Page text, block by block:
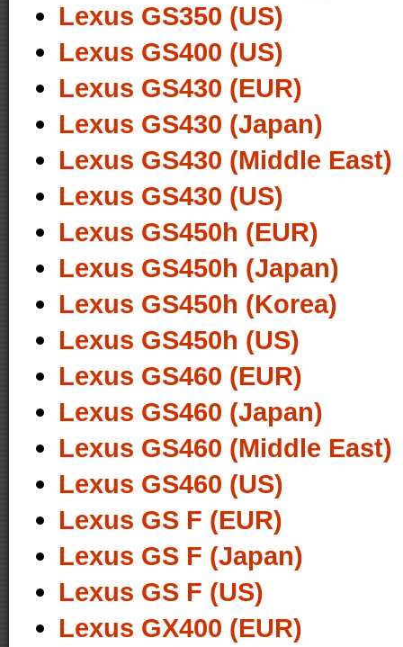
Lexus GS350 (US)
Lexus GS400 (US)
Lexus GS430 (EUR)
Lexus GS430 (Japan)
Lexus GS430 (Middle East)
Lexus GS430 (US)
Lexus GS450h (EUR)
Lexus GS450h (Japan)
Lexus GS450h (Korea)
Lexus GS450h (US)
Lexus GS460 (EUR)
Lexus GS460 (Japan)
Lexus GS460 (Middle East)
Lexus GS460 (US)
Lexus GS F (EUR)
Lexus GS F (Japan)
Lexus GS F (US)
Lexus GX400 (EUR)